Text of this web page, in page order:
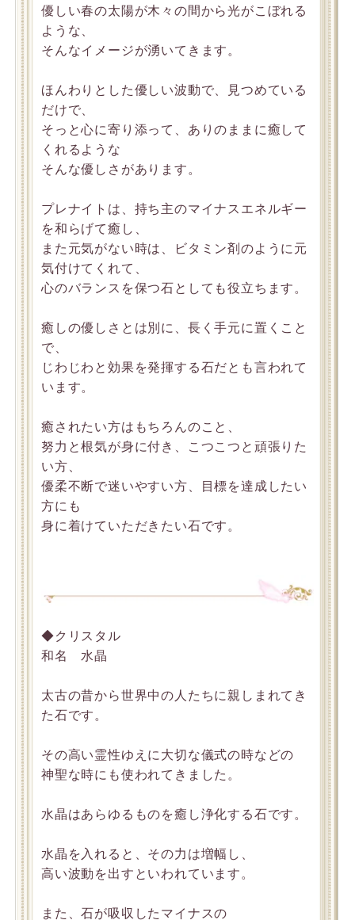
優しい春の太陽が木々の間から光がこぼれる
ような、
そんなイメージが湧いてきます。
ほんわりとした優しい波動で、見つめている
だけで、
そっと心に寄り添って、ありのままに癒して
くれるような
そんな優しさがあります。
プレナイトは、持ち主のマイナスエネルギー
を和らげて癒し、
また元気がない時は、ビタミン剤のように元
気付けてくれて、
心のバランスを保つ石としても役立ちます。
癒しの優しさとは別に、長く手元に置くこと
で、
じわじわと効果を発揮する石だとも言われて
います。
癒されたい方はもちろんのこと、
努力と根気が身に付き、こつこつと頑張りた
い方、
優柔不断で迷いやすい方、目標を達成したい
方にも
身に着けていただきたい石です。
◆クリスタル
和名 水晶
太古の昔から世界中の人たちに親しまれてき
た石です。
その高い霊性ゆえに大切な儀式の時などの
神聖な時にも使われてきました。
水晶はあらゆるものを癒し浄化する石です。
水晶を入れると、その力は増幅し、
高い波動を出すといわれています。
また、石が吸収したマイナスの